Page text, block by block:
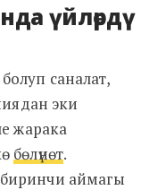
үйлөрдү
саналат,
эки
жарака
бөлүнөт.
аймагы